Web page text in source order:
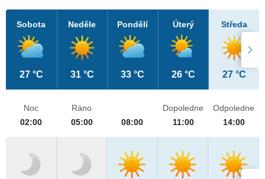
Sobota
27 °C
Neděle
31 °C
Pondělí
33 °C
Úterý
26 °C
Středa
27 °C
Noc
02:00
Ráno
05:00
08:00
Dopoledne
11:00
Odpoledne
14:00